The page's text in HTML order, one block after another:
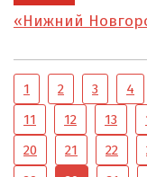
«Нижний
1 2 3 4
11
12 13
20
21 22